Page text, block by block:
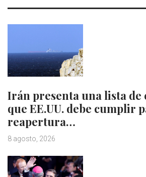
Irán presenta una lista de
que EE.UU. debe cumplir
reapertura…
8 agosto, 2026